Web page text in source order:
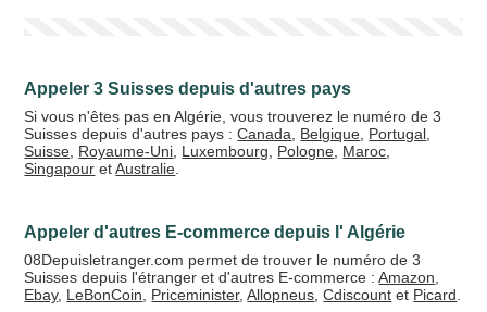
+5% de bonus
Appeler 3 Suisses depuis d'autres pays
Si vous n'êtes pas en Algérie, vous trouverez le numéro de 3
Suisses depuis d'autres pays :Canada Belgique Portugal
Suisse Royaume-Uni Luxembourg Pologne Maroc
Singapour etAustralie
Appeler d'autres E-commerce depuis l' Algérie
08Depuisletranger.com permet de trouver le numéro de 3
Suisses depuis l'étranger et d'autres E-commerce :Amazon
Ebay, LeBonCoin Priceminister,Allopneus ,Cdiscount et Picard